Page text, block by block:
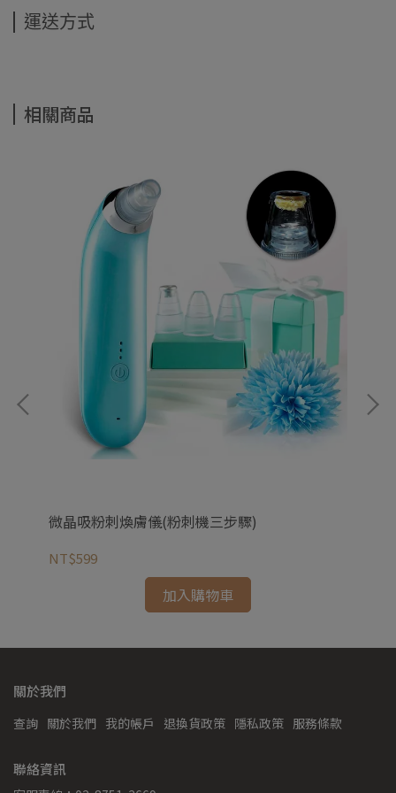
運送方式
相關商品
微晶吸粉刺煥膚儀(粉刺機三步驟)
NT$599
加入購物車
關於我們
查詢 關於我們 我的帳戶 退換貨政策 隱私政策 服務條款
聯絡資訊